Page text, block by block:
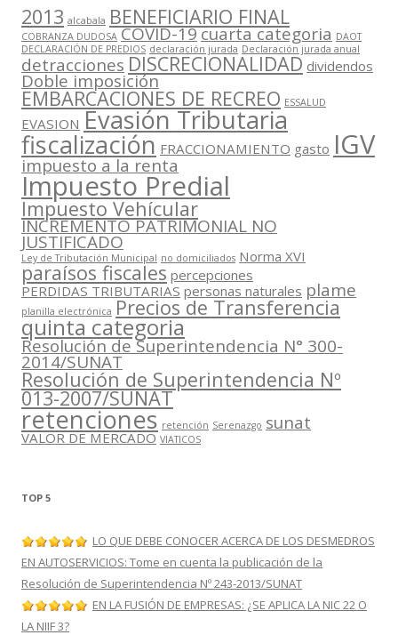
2013 alcabala BENEFICIARIO FINAL
COBRANZA DUDOSA COVID-19cuarta categoria DAOT
DECLARACIÓN DE PREDIOS declaración jurada Declaración jurada anual
detracciones DISCRECIONALIDAD dividendos
Doble imposición
EMBARCACIONES DE RECREO ESSALUD
EVASION Evasión Tributaria
fiscalización FRACCIONAMIENTO gasto IGV
impuesto a la renta
Impuesto Predial
Impuesto Vehícular
INCREMENTO PATRIMONIAL NO
JUSTIFICADO
Ley de Tributación Municipal no domiciliados Norma XVI
paraísos fiscales percepciones
PERDIDAS TRIBUTARIAS personas naturales plame
planilla electrónica Precios de Transferencia
quinta categoria
Resolución de Superintendencia N° 300-
2014/SUNAT
Resolución de Superintendencia Nº
013-2007/SUNAT
retenciones retención Serenazgo sunat
VALOR DE MERCADO VIATICOS
TOP 5
LO QUE DEBE CONOCER ACERCA DE LOS DESMEDROS
EN AUTOSERVICIOS: Tome en cuenta la publicación de la
Resolución de Superintendencia Nº 243-2013/SUNAT
EN LA FUSIÓN DE EMPRESAS: ¿SE APLICA LA NIC 22 O
LA NIIF 3?